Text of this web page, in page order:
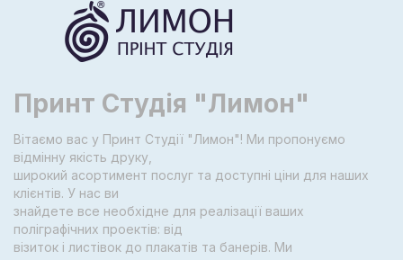
Принт Студія "Лимон"
Вітаємо вас у Принт Студії "Лимон"! Ми пропонуємо
відмінну якість друку,
широкий асортимент послуг та доступні ціни для наших
клієнтів. У нас ви
знайдете все необхідне для реалізації ваших
поліграфічних проектів: від
візиток і листівок до плакатів та банерів. Ми